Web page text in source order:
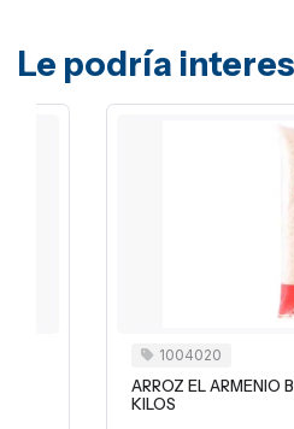
Le podría
1004020
ARROZ EL ARMENIO BOLSA